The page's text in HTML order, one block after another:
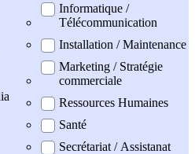
Informatique /
Télécommunication
Installation / Maintenance
Marketing / Stratégie
commerciale
Ressources Humaines
Santé
Secrétariat / Assistanat